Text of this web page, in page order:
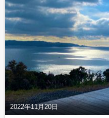
2022年11月20日